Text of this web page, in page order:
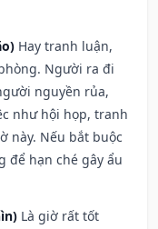
Hay tranh luận,
Người ra đi
nguyền rủa,
như hội họp, tranh
này. Nếu bắt buộc
để hạn ché gây ẩu
Là giờ rất tốt